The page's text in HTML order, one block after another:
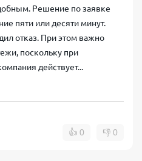
Решение по заявке
пяти или десяти минут.
отказ. При этом важно
поскольку при
действует...
👍 0 👎 0